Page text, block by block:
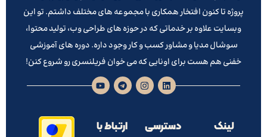
پروژه تا کنون افتخار همکاری با مجموعه های مختلف داشتم. تو این
وبسایت علاوه بر خدماتی که در حوزه های طراحی وب، تولید محتوا،
سوشال مدیا و مشاور کسب و کار وجود داره. دوره های آموزشی
خفنی هم هست برای اونایی که می خوان فریلنسری رو شروع کنن!
لینک
دسترسی
ارتباط با